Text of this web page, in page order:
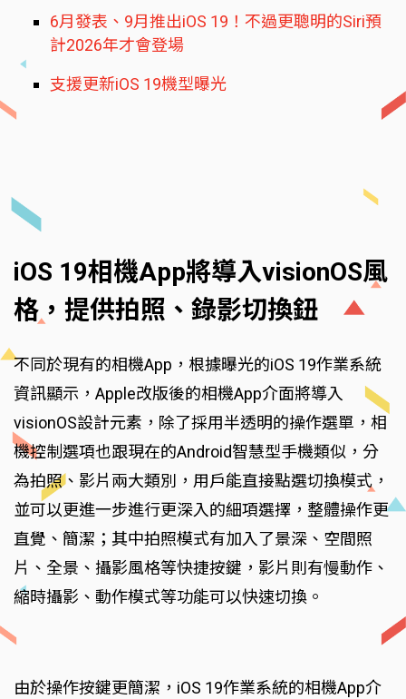
6月發表、9月推出iOS 19！不過更聰明的Siri預
計2026年才會登場
支援更新iOS 19機型曝光
iOS 19相機App將導入visionOS風
格，提供拍照、錄影切換鈕
不同於現有的相機App，根據曝光的iOS 19作業系統
資訊顯示，Apple改版後的相機App介面將導入
visionOS設計元素，除了採用半透明的操作選單，相
機控制選項也跟現在的Android智慧型手機類似，分
為拍照、影片兩大類別，用戶能直接點選切換模式，
並可以更進一步進行更深入的細項選擇，整體操作更
直覺、簡潔；其中拍照模式有加入了景深、空間照
片、全景、攝影風格等快捷按鍵，影片則有慢動作、
縮時攝影、動作模式等功能可以快速切換。
由於操作按鍵更簡潔，iOS 19作業系統的相機App介